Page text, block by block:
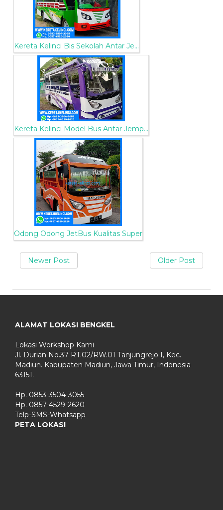
Kereta Kelinci Bis Sekolah Antar Je...
Kereta Kelinci Model Bus Antar Jemp...
Odong Odong JetBus Kualitas Super
Newer Post Older Post
ALAMAT LOKASI BENGKEL
Lokasi Workshop Kami
Jl. Durian No.37 RT.02/RW.01 Tanjungrejo I, Kec.
Madiun. Kabupaten Madiun, Jawa Timur, Indonesia
63151.
Hp. 0853-3504-3055
Hp. 0857-4529-2620
Telp-SMS-Whatsapp
PETA LOKASI